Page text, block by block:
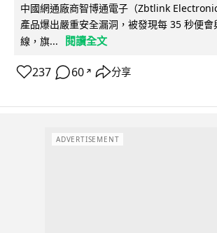
中國網通廠商智博通電子（Zbtlink
產品爆出嚴重安全漏洞，被發現每 35 秒便
線，旗...
閱讀全文
237 60 ↗ 分享
ADVERTISEMENT